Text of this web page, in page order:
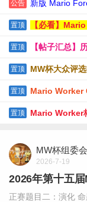
公告 新版 Mario
置顶 【必看】
置顶 【帖子汇总】
置顶 MW杯大众评
置顶 Mario Worker
置顶 Mario Worker
MW杯组委会
2026-7-19
2026年第十五
正赛题目二：演化